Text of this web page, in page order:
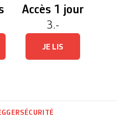
Accès 1 jour
3.-
JE LIS
SÉCURITÉ